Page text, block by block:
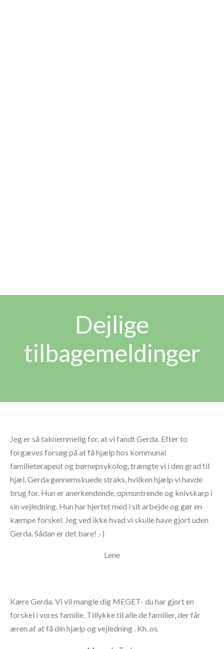
Dejlige
tilbagemeldinger
Jeg er så taknemmelig for, at vi fandt Gerda. Efter to
forgæves forsøg på at få hjælp hos kommunal
familieterapeut og børnepsykolog, trængte vi i den grad til
hjæl. Gerda gennemskuede straks, hvilken hjælp vi havde
brug for. Hun er anerkendende, opmuntrende og knivskarp i
sin vejledning. Hun har hjertet med i sit arbejde og gør en
kæmpe forskel. Jeg ved ikke hvad vi skulle have gjort uden
Gerda. Sådan er det bare! .-)
Lene
Kære Gerda. Vi vil mangle dig MEGET- du har gjort en
forskel i vores familie. Tillykke til alle de familier, der får
æren af at få din hjælp og vejledning . Kh. os.